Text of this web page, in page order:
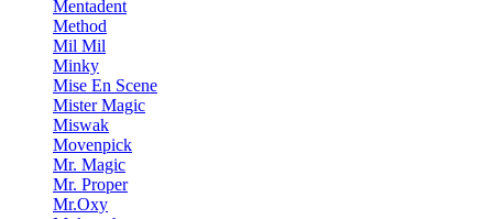
Mentadent
Method
Mil Mil
Minky
Mise En Scene
Mister Magic
Miswak
Movenpick
Mr. Magic
Mr. Proper
Mr.Oxy